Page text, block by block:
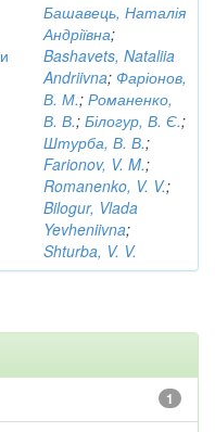
Башавець, Наталія
Андріївна;
Bashavets, Nataliia
Andriivna; Фаріонов,
В. М.; Романенко,
В. В.; Білогур, В. Є.;
Штурба, В. В.;
Farionov, V. M.;
Romanenko, V. V.;
Bilogur, Vlada
Yevheniivna;
Shturba, V. V.
1